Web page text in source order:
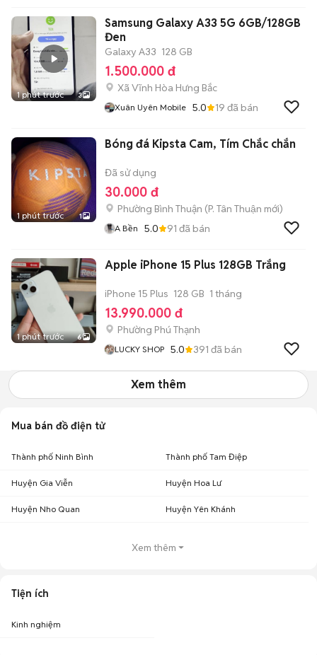
1 phút trước 3
Samsung Galaxy A33 5G 6GB/128GB
Đen
Galaxy A33 128 GB
1.500.000 đ
Xã Vĩnh Hòa Hưng Bắc
Xuân Uyên Mobile 5.0 19 đã bán
1 phút trước 1
Bóng đá Kipsta Cam, Tím Chắc chắn
Đã sử dụng
30.000 đ
Phường Bình Thuận (P. Tân Thuận mới)
A Bền 5.0 91 đã bán
1 phút trước 6
Apple iPhone 15 Plus 128GB Trắng
iPhone 15 Plus 128 GB 1 tháng
13.990.000 đ
Phường Phú Thạnh
LUCKY SHOP 5.0 391 đã bán
Xem thêm
Mua bán đồ điện tử
Thành phố Ninh Bình Thành phố Tam Điệp
Huyện Gia Viễn Huyện Hoa Lư
Huyện Nho Quan Huyện Yên Khánh
Xem thêm
Tiện ích
Kinh nghiệm